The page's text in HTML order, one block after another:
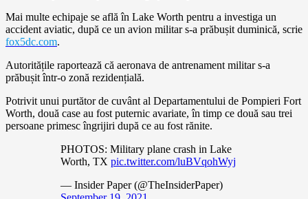
Mai multe echipaje se află în Lake Worth pentru a investiga un
accident aviatic, după ce un avion militar s-a prăbușit duminică, scrie
fox5dc.com.
Autoritățile raportează că aeronava de antrenament militar s-a
prăbușit într-o zonă rezidențială.
Potrivit unui purtător de cuvânt al Departamentului de Pompieri Fort
Worth, două case au fost puternic avariate, în timp ce două sau trei
persoane primesc îngrijiri după ce au fost rănite.
PHOTOS: Military plane crash in Lake
Worth, TX pic.twitter.com/luBVqohWyj
— Insider Paper (@TheInsiderPaper)